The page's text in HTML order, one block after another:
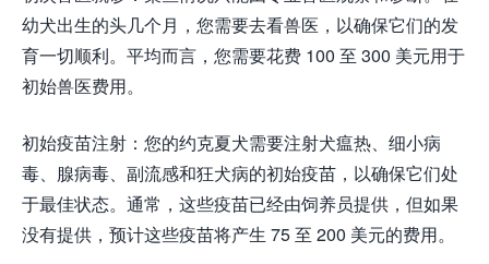
幼犬出生的头几个月，您需要去看兽医，以确保它们的发
育一切顺利。平均而言，您需要花费 100 至 300 美元用于
初始兽医费用。
初始疫苗注射：您的约克夏犬需要注射犬瘟热、细小病
毒、腺病毒、副流感和狂犬病的初始疫苗，以确保它们处
于最佳状态。通常，这些疫苗已经由饲养员提供，但如果
没有提供，预计这些疫苗将产生 75 至 200 美元的费用。